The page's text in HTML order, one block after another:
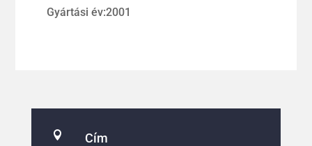
Gyártási év:2001
 Cím